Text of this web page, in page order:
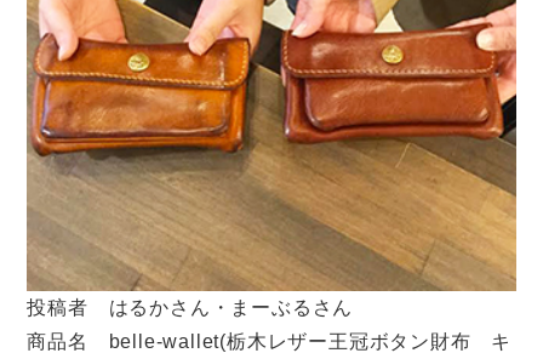
投稿者 はるかさん・まーぶるさん
商品名 belle-wallet(栃木レザー王冠ボタン財布 キ